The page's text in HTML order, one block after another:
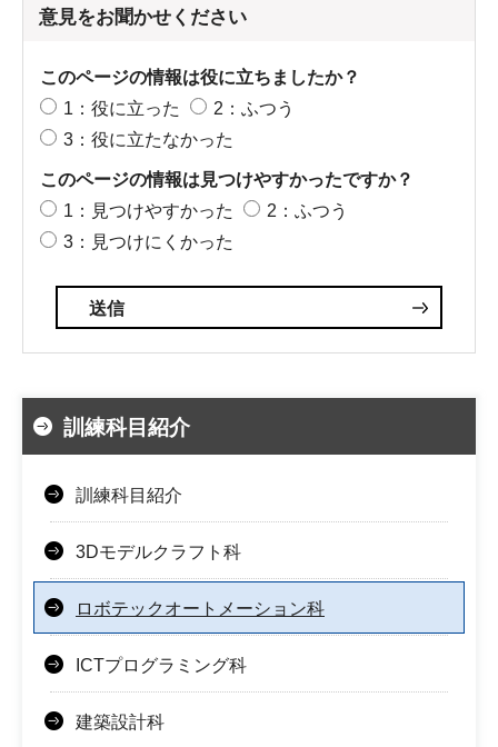
意見をお聞かせください
このページの情報は役に立ちましたか？
1：役に立った
2：ふつう
3：役に立たなかった
このページの情報は見つけやすかったですか？
1：見つけやすかった
2：ふつう
3：見つけにくかった
訓練科目紹介
訓練科目紹介
3Dモデルクラフト科
ロボテックオートメーション科
ICTプログラミング科
建築設計科